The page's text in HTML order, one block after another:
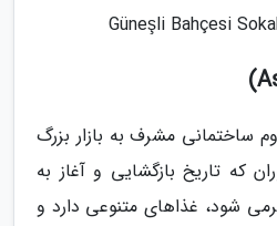
ساختمانی مشرف به بازار بزرگ
که تاریخ بازگشایی و آغاز به
آن به سال 1988 برمی شود، غذاهای متنوعی دارد و